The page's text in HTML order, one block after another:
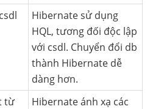
Hibernate sử dụng
HQL, tương đối độc lập
với csdl. Chuyển đổi db
thành Hibernate dễ
dàng hơn.
từ
Hibernate ánh xạ các